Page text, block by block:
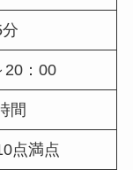
20：00
間
点満点